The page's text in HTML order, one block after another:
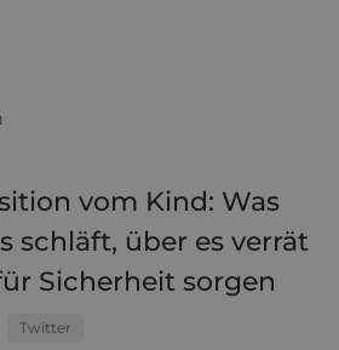
vom Kind: Was
schläft, über es verrät
Sicherheit sorgen
Twitter